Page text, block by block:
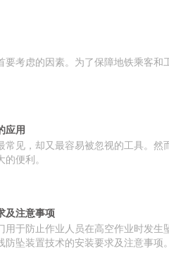
考虑的因素。为了保障地铁乘客
应用
常见，却又最容易被忽视的工具。
便利。
及注意事项
用于防止作业人员在高空作业时发
坠装置技术的安装要求及注意事项。